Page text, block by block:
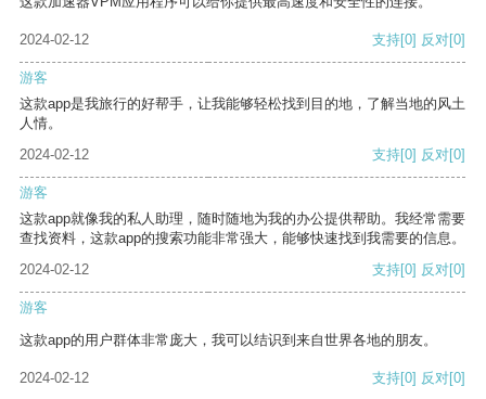
2024-02-12 支持[0] 反对[0]
游客
这款app是我旅行的好帮手，让我能够轻松找到目的地，了解当地的风土
人情。
2024-02-12
支持[0] 反对[0]
游客
这款app就像我的私人助理，随时随地为我的办公提供帮助。我经常需要
查找资料，这款app的搜索功能非常强大，能够快速找到我需要的信息。
2024-02-12
支持[0] 反对[0]
游客
这款app的用户群体非常庞大，我可以结识到来自世界各地的朋友。
2024-02-12 支持[0] 反对[0]